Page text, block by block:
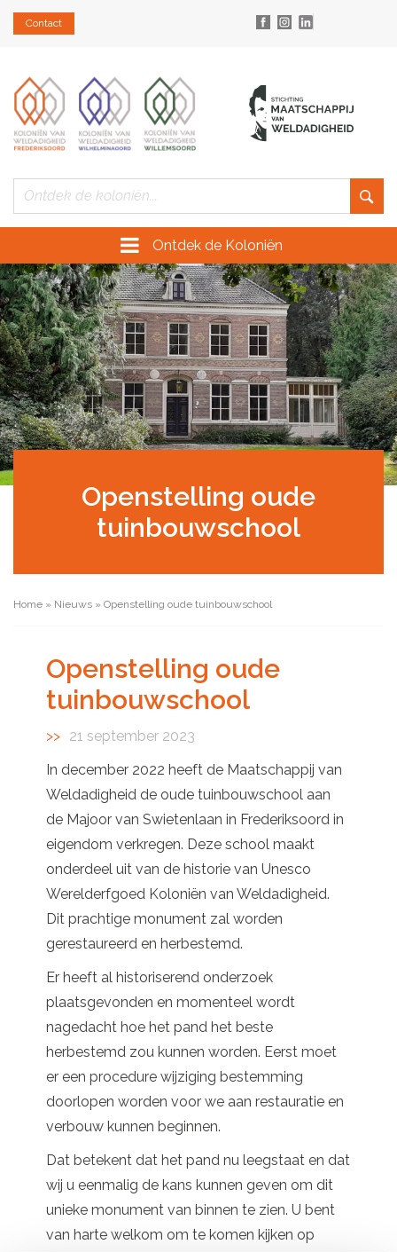
Contact
Ontdek de Koloniën
Openstelling oude
tuinbouwschool
Home » Nieuws » Openstelling oude tuinbouwschool
Openstelling oude
tuinbouwschool
21 september 2023
In december 2022 heeft de Maatschappij van
Weldadigheid de oude tuinbouwschool aan
de Majoor van Swietenlaan in Frederiksoord in
eigendom verkregen. Deze school maakt
onderdeel uit van de historie van Unesco
Werelderfgoed Koloniën van Weldadigheid.
Dit prachtige monument zal worden
gerestaureerd en herbestemd.
Er heeft al historiserend onderzoek
plaatsgevonden en momenteel wordt
nagedacht hoe het pand het beste
herbestemd zou kunnen worden. Eerst moet
er een procedure wijziging bestemming
doorlopen worden voor we aan restauratie en
verbouw kunnen beginnen.
Dat betekent dat het pand nu leegstaat en dat
wij u eenmalig de kans kunnen geven om dit
unieke monument van binnen te zien. U bent
van harte welkom om te komen kijken op